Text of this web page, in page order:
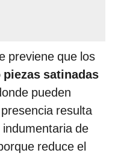
previene que los
satinadas
pueden
resulta
de
reduce el